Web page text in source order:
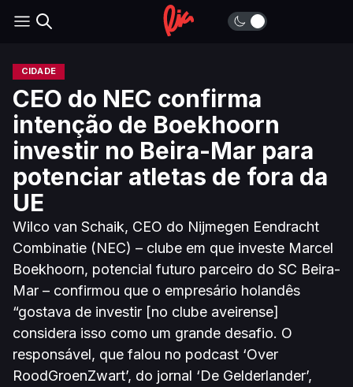
CIDADE
CEO do NEC confirma
intenção de Boekhoorn
investir no Beira-Mar para
potenciar atletas de fora da
UE
Wilco van Schaik, CEO do Nijmegen Eendracht
Combinatie (NEC) – clube em que investe Marcel
Boekhoorn, potencial futuro parceiro do SC Beira-
Mar – confirmou que o empresário holandês
“gostava de investir [no clube aveirense]
considera isso como um grande desafio. O
responsável, que falou no podcast ‘Over
RoodGroenZwart’, do jornal ‘De Gelderlander’,